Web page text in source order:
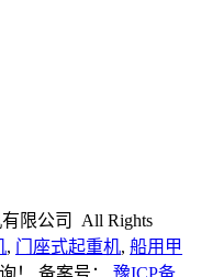
限公司 All Rights
, 门座式起重机, 船用甲
！ 备案号： 豫ICP备